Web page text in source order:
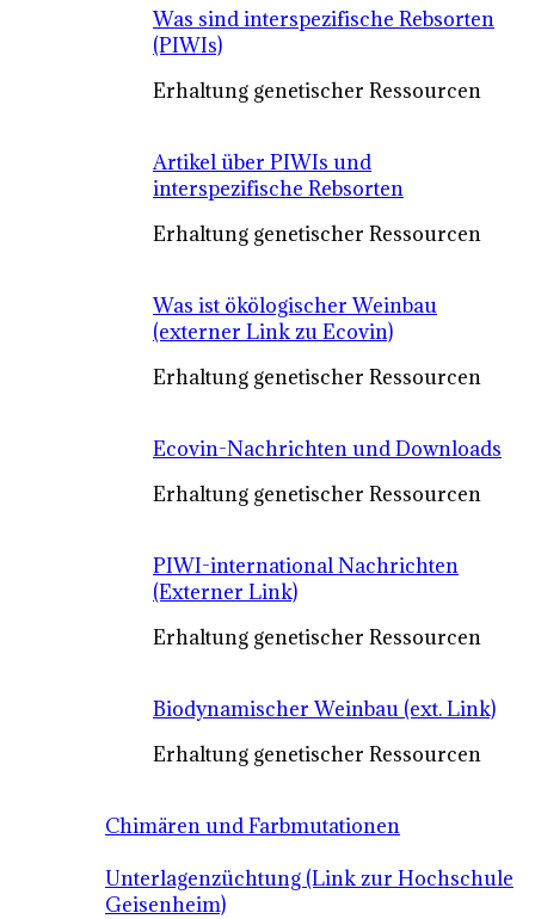
Was sind interspezifische Rebsorten
(PIWIs)
Erhaltung genetischer Ressourcen
Artikel über PIWIs und
interspezifische Rebsorten
Erhaltung genetischer Ressourcen
Was ist ökölogischer Weinbau
(externer Link zu Ecovin)
Erhaltung genetischer Ressourcen
Ecovin-Nachrichten und Downloads
Erhaltung genetischer Ressourcen
PIWI-international Nachrichten
(Externer Link)
Erhaltung genetischer Ressourcen
Biodynamischer Weinbau (ext. Link)
Erhaltung genetischer Ressourcen
Chimären und Farbmutationen
Unterlagenzüchtung (Link zur Hochschule
Geisenheim)